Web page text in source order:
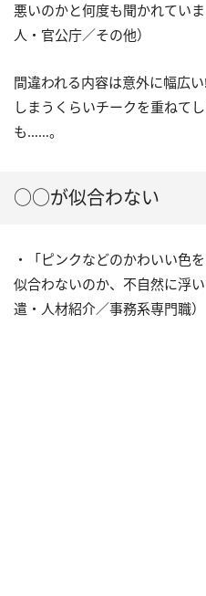
悪いのかと何度も聞かれてい
人・官公庁／その他）
間違われる内容は意外に幅広
しまうくらいチークを重ねて
も……。
○○が似合わない
・「ピンクなどのかわいい色
似合わないのか、不自然に浮
遣・人材紹介／事務系専門職）